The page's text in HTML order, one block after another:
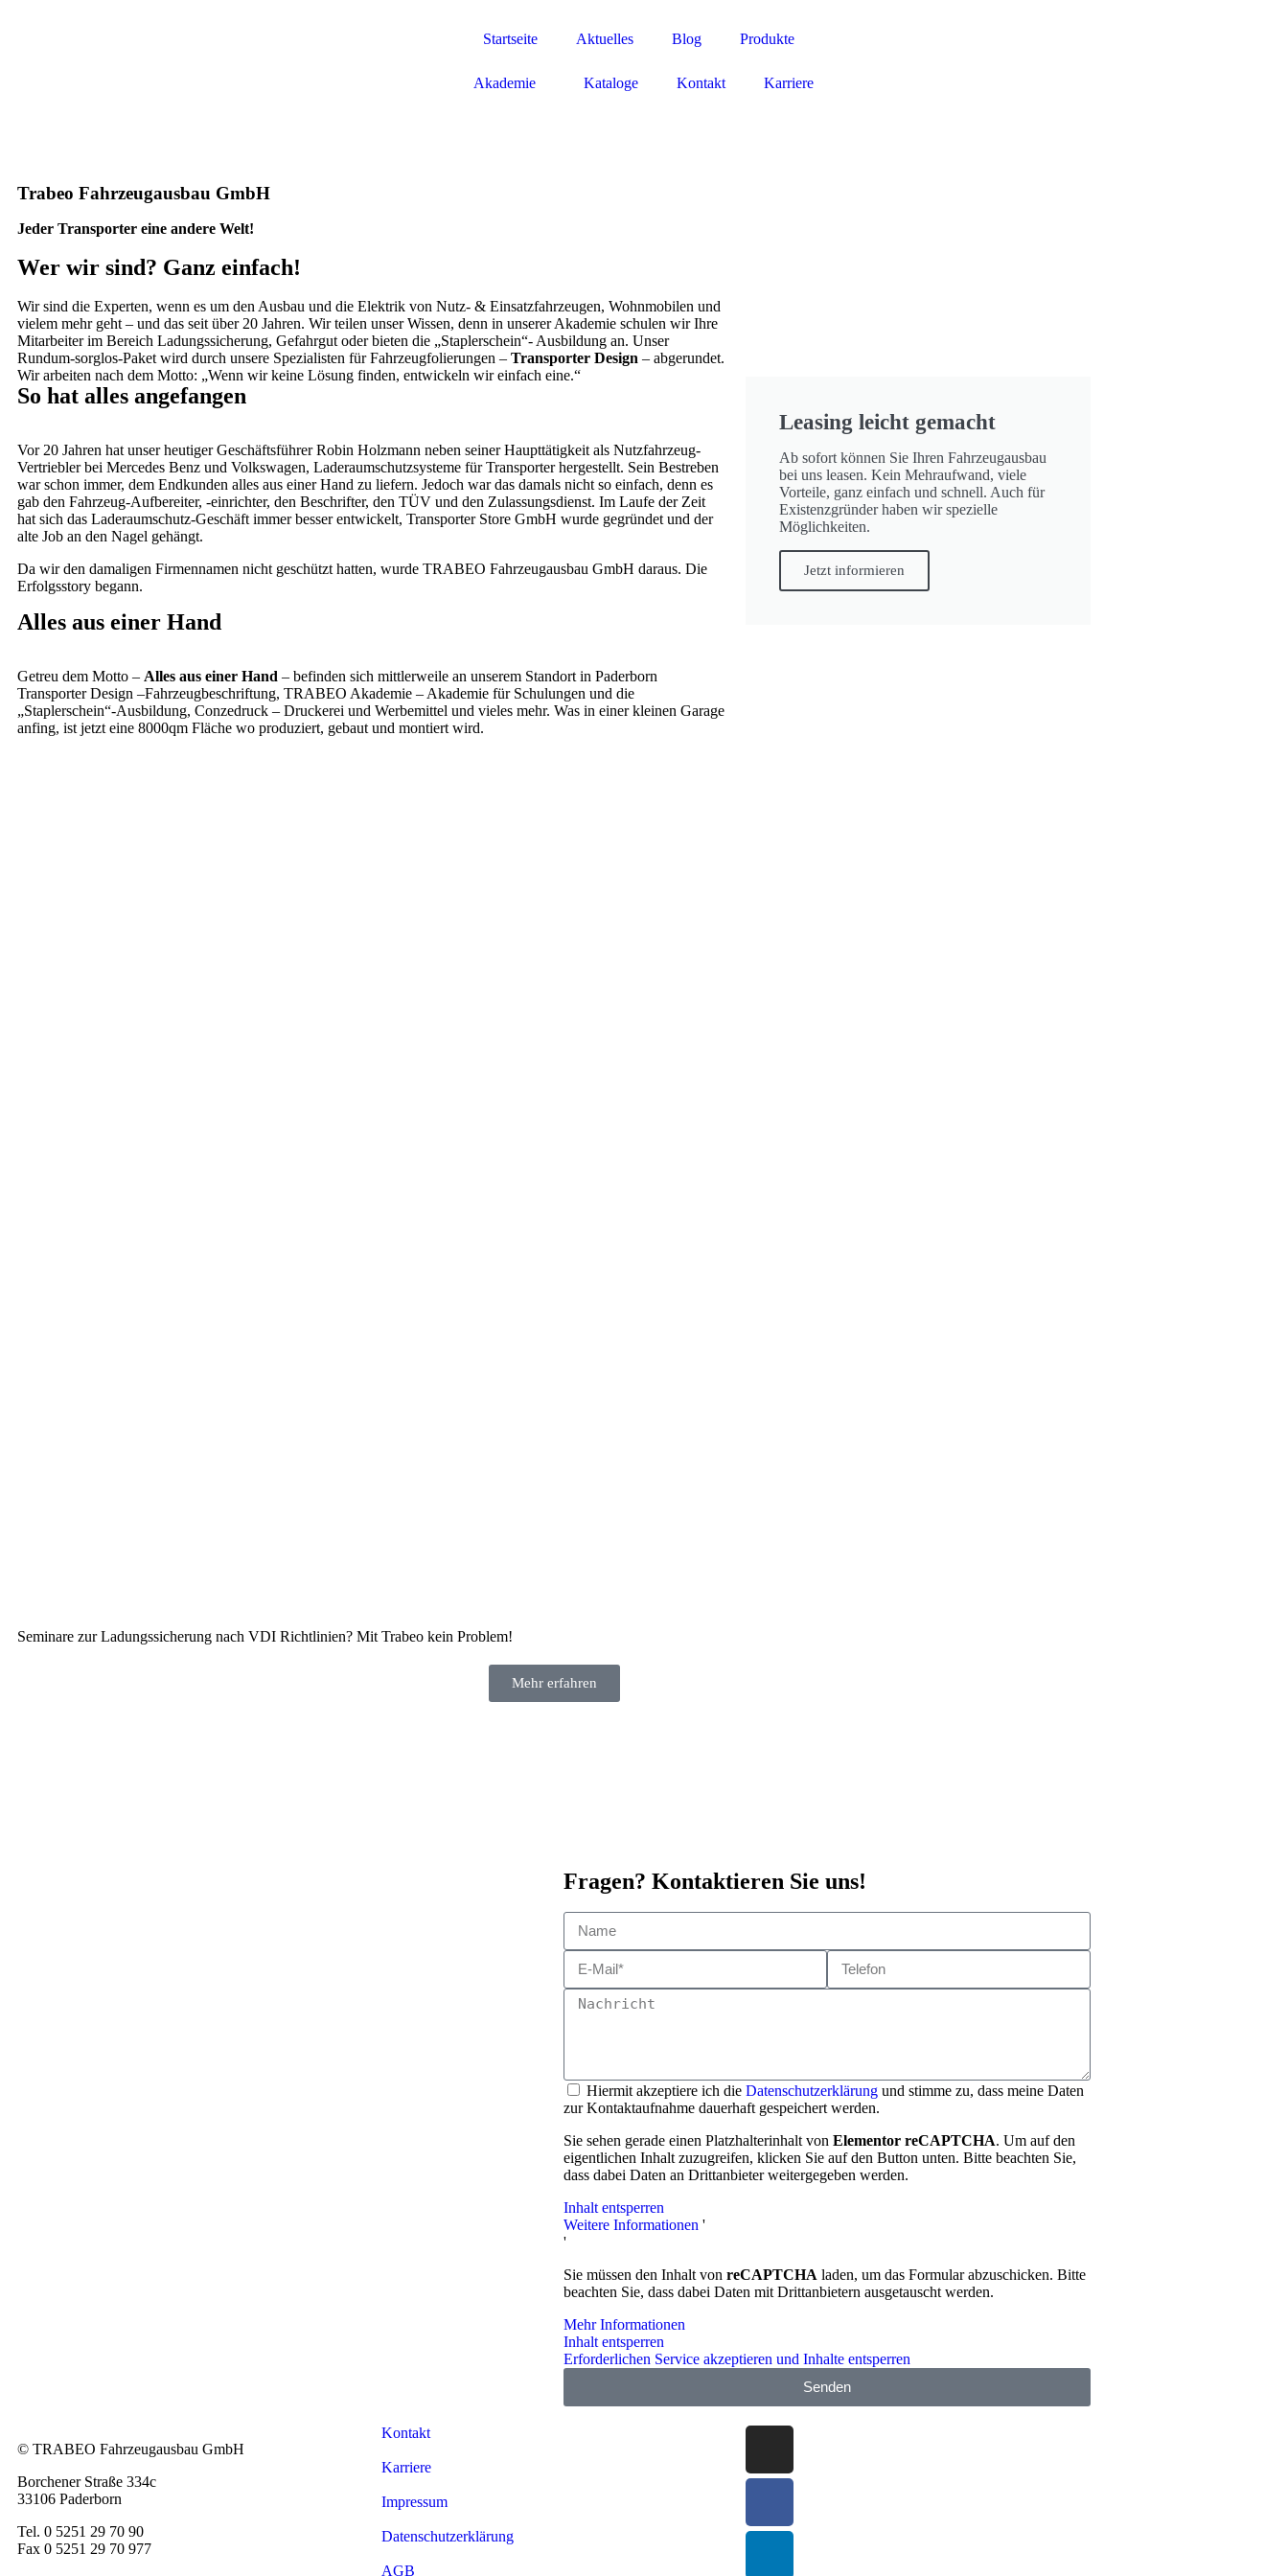
Startseite Aktuelles Blog Produkte
Akademie Kataloge Kontakt Karriere
Trabeo Fahrzeugausbau GmbH
Jeder Transporter eine andere Welt!
Wer wir sind? Ganz einfach!
Wir sind die Experten, wenn es um den Ausbau und die Elektrik von Nutz- & Einsatzfahrzeugen, Wohnmobilen und
vielem mehr geht – und das seit über 20 Jahren. Wir teilen unser Wissen, denn in unserer Akademie schulen wir Ihre
Mitarbeiter im Bereich Ladungssicherung, Gefahrgut oder bieten die „Staplerschein“- Ausbildung an. Unser
Rundum-sorglos-Paket wird durch unsere Spezialisten für Fahrzeugfolierungen – Transporter Design – abgerundet.
Wir arbeiten nach dem Motto: „Wenn wir keine Lösung finden, entwickeln wir einfach eine.“
So hat alles angefangen
Vor 20 Jahren hat unser heutiger Geschäftsführer Robin Holzmann neben seiner Haupttätigkeit als Nutzfahrzeug-
Vertriebler bei Mercedes Benz und Volkswagen, Laderaumschutzsysteme für Transporter hergestellt. Sein Bestreben
war schon immer, dem Endkunden alles aus einer Hand zu liefern. Jedoch war das damals nicht so einfach, denn es
gab den Fahrzeug-Aufbereiter, -einrichter, den Beschrifter, den TÜV und den Zulassungsdienst. Im Laufe der Zeit
hat sich das Laderaumschutz-Geschäft immer besser entwickelt, Transporter Store GmbH wurde gegründet und der
alte Job an den Nagel gehängt.
Da wir den damaligen Firmennamen nicht geschützt hatten, wurde TRABEO Fahrzeugausbau GmbH daraus. Die
Erfolgsstory begann.
Alles aus einer Hand
Getreu dem Motto – Alles aus einer Hand – befinden sich mittlerweile an unserem Standort in Paderborn
Transporter Design –Fahrzeugbeschriftung, TRABEO Akademie – Akademie für Schulungen und die
„Staplerschein“-Ausbildung, Conzedruck – Druckerei und Werbemittel und vieles mehr. Was in einer kleinen Garage
anfing, ist jetzt eine 8000qm Fläche wo produziert, gebaut und montiert wird.
Leasing leicht gemacht
Ab sofort können Sie Ihren Fahrzeugausbau
bei uns leasen. Kein Mehraufwand, viele
Vorteile, ganz einfach und schnell. Auch für
Existenzgründer haben wir spezielle
Möglichkeiten.
Jetzt informieren
Seminare zur Ladungssicherung nach VDI Richtlinien? Mit Trabeo kein Problem!
Mehr erfahren
Fragen? Kontaktieren Sie uns!
Hiermit akzeptiere ich die Datenschutzerklärung und stimme zu, dass meine Daten
zur Kontaktaufnahme dauerhaft gespeichert werden.
Sie sehen gerade einen Platzhalterinhalt von Elementor reCAPTCHA. Um auf den
eigentlichen Inhalt zuzugreifen, klicken Sie auf den Button unten. Bitte beachten Sie,
dass dabei Daten an Drittanbieter weitergegeben werden.
Inhalt entsperren
Weitere Informationen '
'
Sie müssen den Inhalt von reCAPTCHA laden, um das Formular abzuschicken. Bitte
beachten Sie, dass dabei Daten mit Drittanbietern ausgetauscht werden.
Mehr Informationen
Inhalt entsperren
Erforderlichen Service akzeptieren und Inhalte entsperren
Senden
© TRABEO Fahrzeugausbau GmbH
Borchener Straße 334c
33106 Paderborn
Tel. 0 5251 29 70 90
Fax 0 5251 29 70 977
Kontakt
Karriere
Impressum
Datenschutzerklärung
AGB